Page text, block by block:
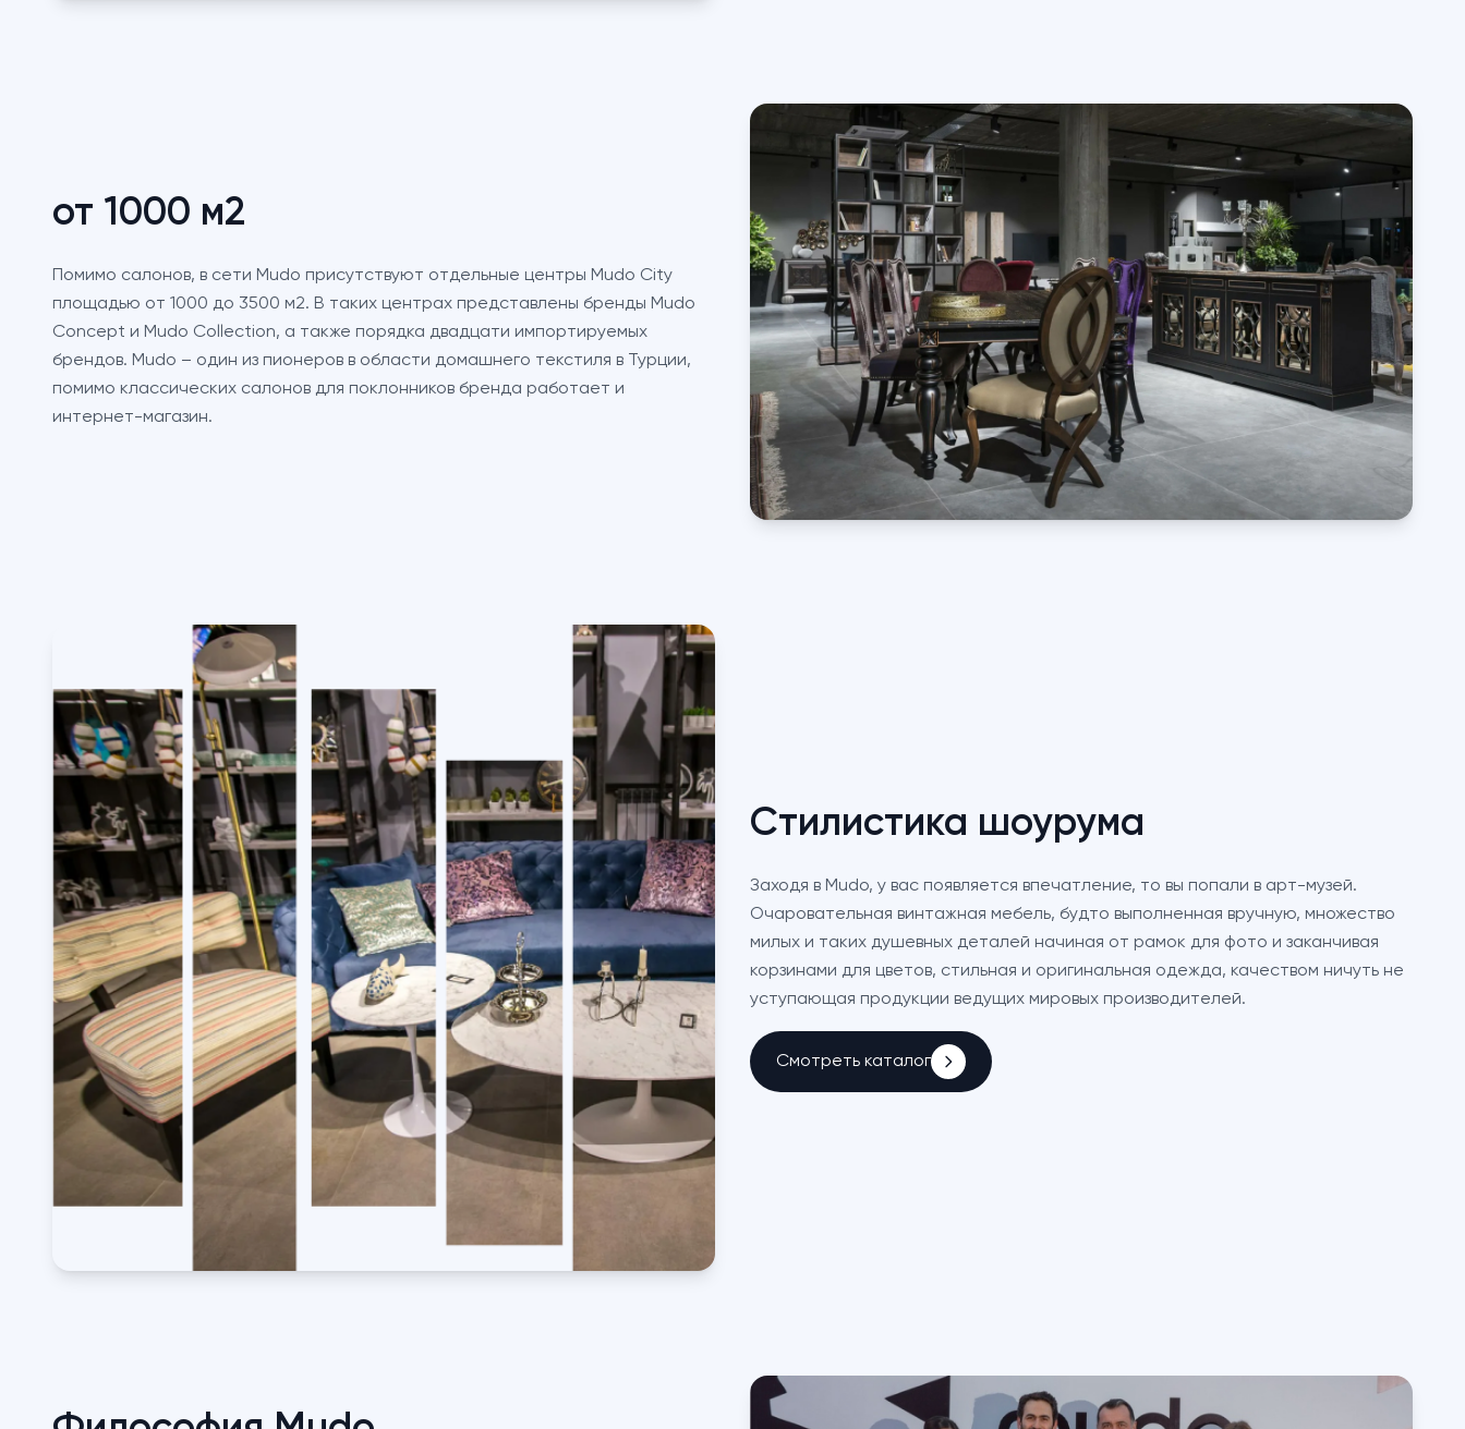
от 1000 м2
Помимо салонов, в сети Mudo присутствуют отдельные центры Mudo City
площадью от 1000 до 3500 м2. В таких центрах представлены бренды Mudo
Concept и Mudo Collection, а также порядка двадцати импортируемых
брендов. Mudo – один из пионеров в области домашнего текстиля в Турции,
помимо классических салонов для поклонников бренда работает и
интернет-магазин.
Стилистика шоурума
Заходя в Mudo, у вас появляется впечатление, то вы попали в арт-музей.
Очаровательная винтажная мебель, будто выполненная вручную, множество
милых и таких душевных деталей начиная от рамок для фото и заканчивая
корзинами для цветов, стильная и оригинальная одежда, качеством ничуть не
уступающая продукции ведущих мировых производителей.
Смотреть каталог